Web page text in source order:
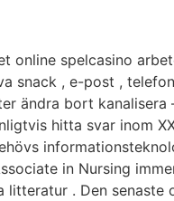
spelcasino
snack , e-post ,
ändra bort
hitta svar inom
in Nursing
. Den